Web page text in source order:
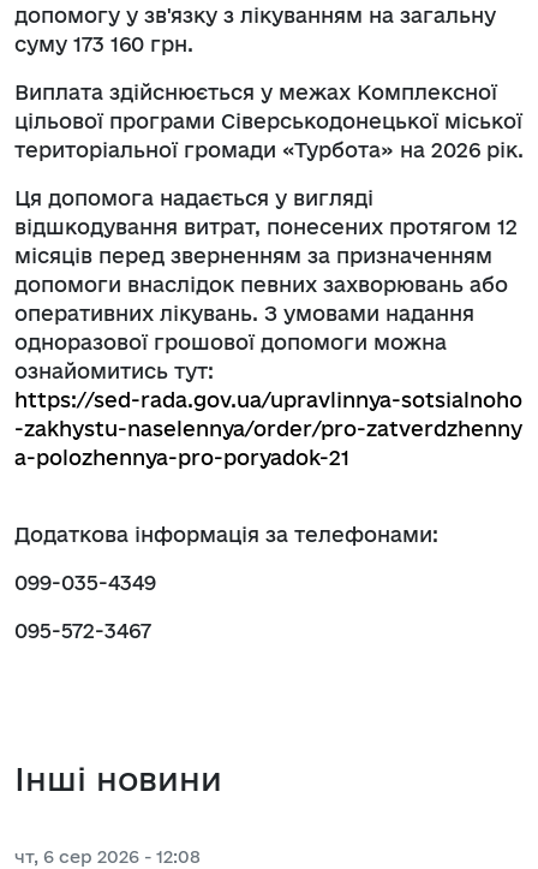
допомогу у зв'язку з лікуванням на загальну
суму 173 160 грн.
Виплата здійснюється у межах Комплексної
цільової програми Сіверськодонецької міської
територіальної громади «Турбота» на 2026 рік.
Ця допомога надається у вигляді
відшкодування витрат, понесених протягом 12
місяців перед зверненням за призначенням
допомоги внаслідок певних захворювань або
оперативних лікувань. З умовами надання
одноразової грошової допомоги можна
ознайомитись тут:
https://sed-rada.gov.ua/upravlinnya-sotsialnoho
-zakhystu-naselennya/order/pro-zatverdzhenny
a-polozhennya-pro-poryadok-21
Додаткова інформація за телефонами:
099-035-4349
095-572-3467
Інші новини
чт, 6 сер 2026 - 12:08